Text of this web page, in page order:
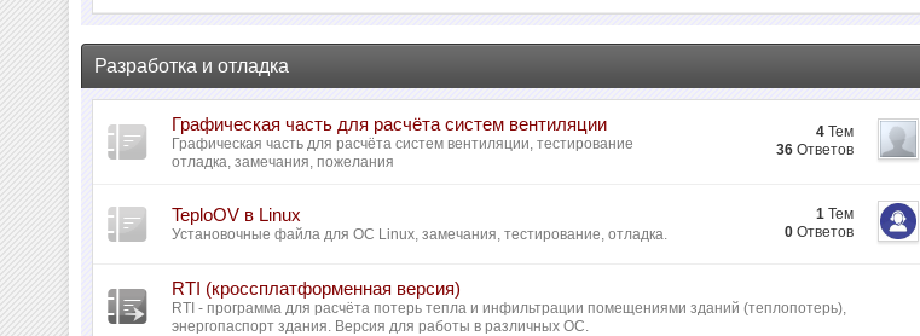
Разработка и отладка
Графическая часть для расчёта систем вентиляции
Графическая часть для расчёта систем вентиляции, тестирование
отладка, замечания, пожелания
4 Тем
36 Ответов
TeploOV в Linux
Установочные файла для ОС Linux, замечания, тестирование, отладка.
1 Тем
0 Ответов
RTI (кроссплатформенная версия)
RTI - программа для расчёта потерь тепла и инфильтрации помещениями зданий (теплопотерь),
энергопаспорт здания. Версия для работы в различных ОС.